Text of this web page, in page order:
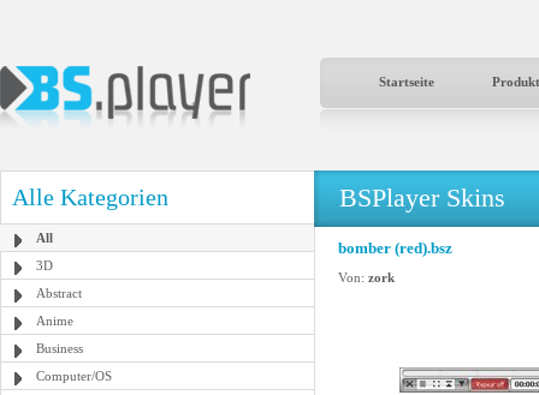
Startseite
Alle Kategorien
All
3D
Abstract
Anime
Business
Computer/OS
BSPlayer Skins
bomber (red).bsz
Von: zork